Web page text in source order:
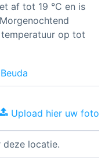
af tot 19 °C en is
op tot
Upload hier uw foto
locatie.